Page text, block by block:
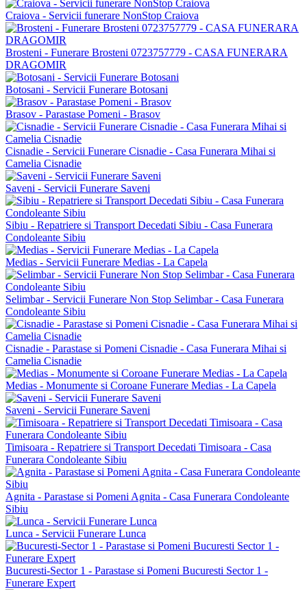
Craiova - Servicii funerare NonStop Craiova
Brosteni - Funerare Brosteni 0723757779 - CASA FUNERARA
DRAGOMIR
Botosani - Servicii Funerare Botosani
Brasov - Parastase Pomeni - Brasov
Cisnadie - Servicii Funerare Cisnadie - Casa Funerara Mihai si
Camelia Cisnadie
Saveni - Servicii Funerare Saveni
Sibiu - Repatriere si Transport Decedati Sibiu - Casa Funerara
Condoleante Sibiu
Medias - Servicii Funerare Medias - La Capela
Selimbar - Servicii Funerare Non Stop Selimbar - Casa Funerara
Condoleante Sibiu
Cisnadie - Parastase si Pomeni Cisnadie - Casa Funerara Mihai si
Camelia Cisnadie
Medias - Monumente si Coroane Funerare Medias - La Capela
Saveni - Servicii Funerare Saveni
Timisoara - Repatriere si Transport Decedati Timisoara - Casa
Funerara Condoleante Sibiu
Agnita - Parastase si Pomeni Agnita - Casa Funerara Condoleante
Sibiu
Lunca - Servicii Funerare Lunca
Bucuresti-Sector 1 - Parastase si Pomeni Bucuresti Sector 1 -
Funerare Expert